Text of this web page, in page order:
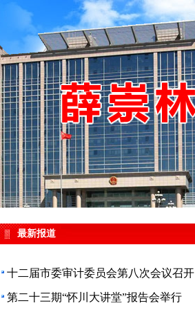
最新报道
十二届市委审计委员会第八次会议召开
第二十三期“怀川大讲堂”报告会举行